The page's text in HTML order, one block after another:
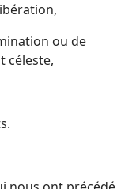
ou de
céleste,